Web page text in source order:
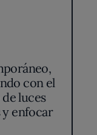
con el
luces
enfocar